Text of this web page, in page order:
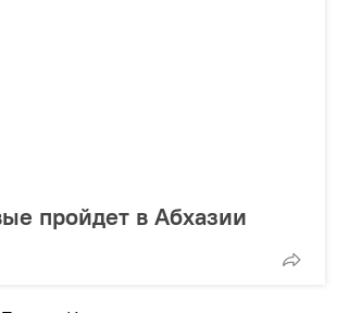
пройдет в Абхазии